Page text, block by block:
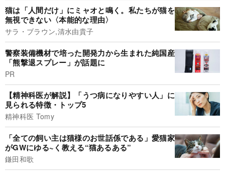
猫は「人間だけ」にミャオと鳴く。私たちが猫を
無視できない〈本能的な理由〉
サラ・ブラウン,清水由貴子
警察装備機材で培った開発力から生まれた純国産
「熊撃退スプレー」が話題に
PR
【精神科医が解説】「うつ病になりやすい人」に
見られる特徴・トップ5
精神科医 Tomy
「全ての飼い主は猫様のお世話係である」愛猫家
がGWにゆる~く教える“猫あるある”
鎌田和歌